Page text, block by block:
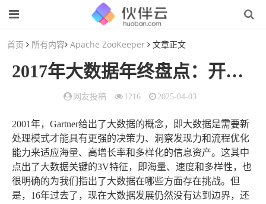
首页 所有内容 Apache ZooKeeper 文章正文
2017年大数据年终盘点：开源工具、MySQL和Python是最大赢家
网友投稿 1216 2025-04-03
2001年，Gartner给出了大数据的概念，即大数据是需要新
处理模式才能具有更强的决策力、洞察发现力和流程优化
能力来适应海量、高增长率和多样化的信息资产。这其中
点出了大数据关键的3V特征，即海量、速度和多样性，也
很明确的为我们指出了大数据在哪些方面存在挑战。但
是，16年过去了，现在大数据发展仍然没有达到边界，还